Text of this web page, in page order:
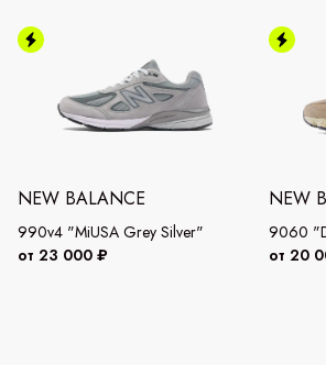
NEW BALANCE
990v4 "MiUSA Grey Silver"
от 23 000 ₽
NEW
9060
от 20